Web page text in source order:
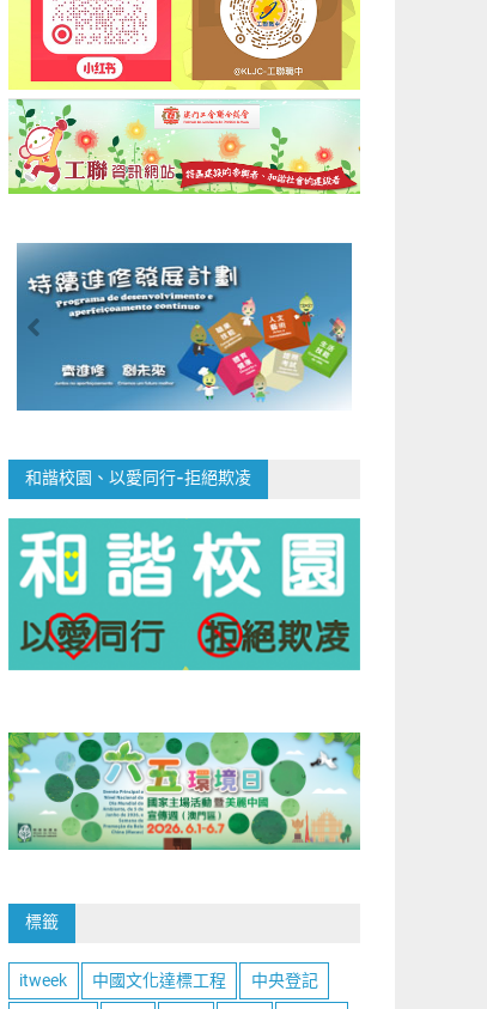
和諧校園、以愛同行-拒絕欺凌
標籤
itweek 中國文化達標工程 中央登記